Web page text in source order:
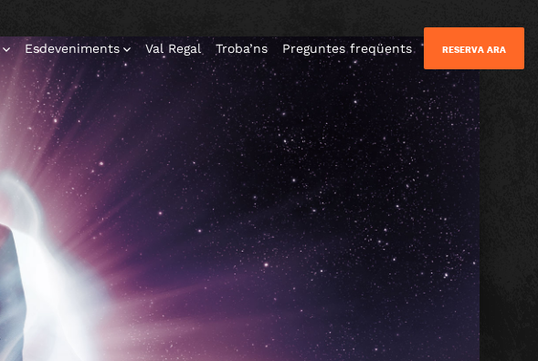
Esdeveniments Val Regal Troba’ns Preguntes freqüents RESERVA ARA